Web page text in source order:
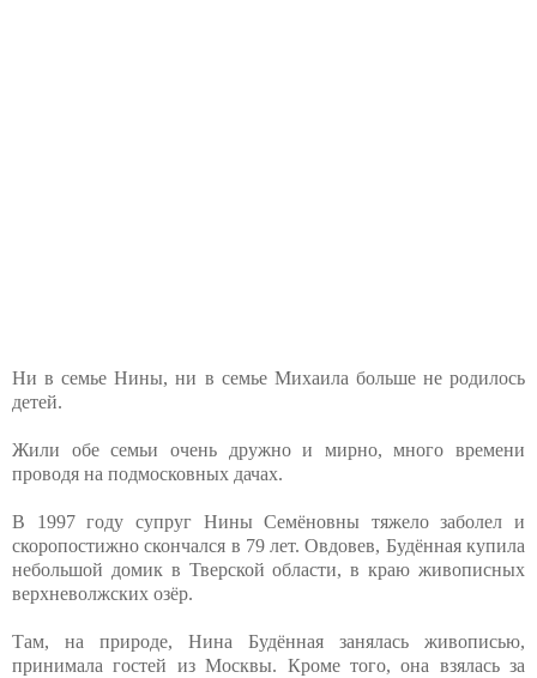
Ни в семье Нины, ни в семье Михаила больше не родилось
детей.
Жили обе семьи очень дружно и мирно, много времени
проводя на подмосковных дачах.
В 1997 году супруг Нины Семёновны тяжело заболел и
скоропостижно скончался в 79 лет. Овдовев, Будённая купила
небольшой домик в Тверской области, в краю живописных
верхневолжских озёр.
Там, на природе, Нина Будённая занялась живописью,
принимала гостей из Москвы. Кроме того, она взялась за